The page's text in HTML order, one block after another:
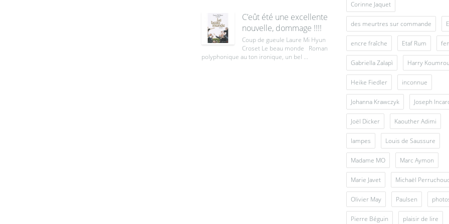
C’eût été une excellente
nouvelle, dommage !!!!
Coup de gueule Laure Mi Hyun
Croset Le beau monde Roman
polyphonique au ton ironique, un bel ...
Corinne Jaquet
des meurtres sur commande
encre fraîche Etaf Rum
Gabriella Zalapì Harry
Heike Fiedler inconnue
Johanna Krawczyk Joseph
Joël Dicker Kaouther Adimi
lampes Louis de Saussure
Madame MO Marc Aymon
Marie Javet Michaël
Olivier May Paulsen
Pierre Béguin plaisir de lire